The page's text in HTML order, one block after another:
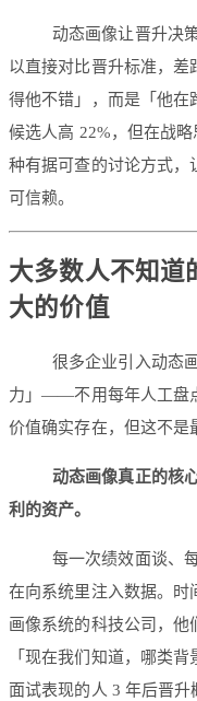
动态画像让晋升决
以直接对比晋升标准，差
得他不错」，而是「他在
候选人高 22%，但在战
种有据可查的讨论方式，
可信赖。
大多数人不知道
大的价值
很多企业引入动态
力」——不用每年人工盘
价值确实存在，但这不是
动态画像真正的核
利的资产。
每一次绩效面谈、
在向系统里注入数据。时
画像系统的科技公司，他
「现在我们知道，哪类
面试表现的人 3 年后晋